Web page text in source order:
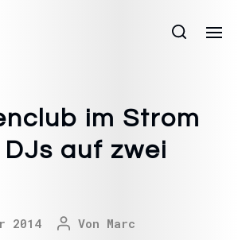
im Strom
auf zwei
2014 Von Marc